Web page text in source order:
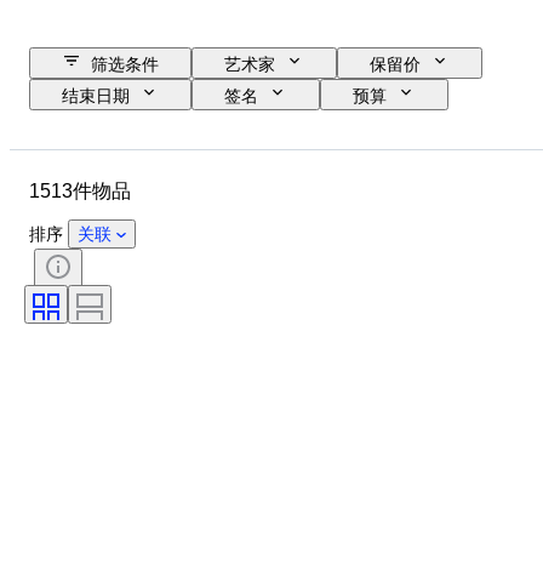
筛选条件 艺术家
保留价
结束日期
签名
预算
状态
1513件物品
排序 关联